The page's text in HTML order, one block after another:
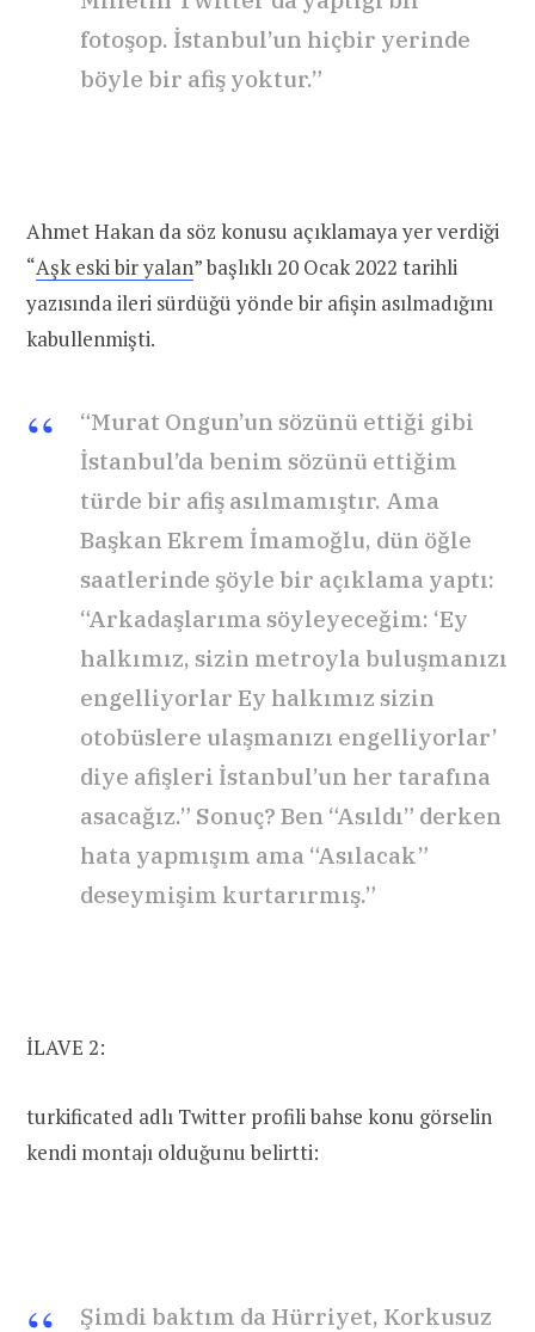
fotoşop. İstanbul’un hiçbir yerinde
böyle bir afiş yoktur.”
Ahmet Hakan da söz konusu açıklamaya yer verdiği
“Aşk eski bir yalan” başlıklı 20 Ocak 2022 tarihli
yazısında ileri sürdüğü yönde bir afişin asılmadığını
kabullenmişti.
“Murat Ongun’un sözünü ettiği gibi
İstanbul’da benim sözünü ettiğim
türde bir afiş asılmamıştır. Ama
Başkan Ekrem İmamoğlu, dün öğle
saatlerinde şöyle bir açıklama yaptı:
“Arkadaşlarıma söyleyeceğim: ‘Ey
halkımız, sizin metroyla buluşmanızı
engelliyorlar Ey halkımız sizin
otobüslere ulaşmanızı engelliyorlar’
diye afişleri İstanbul’un her tarafına
asacağız.” Sonuç? Ben “Asıldı” derken
hata yapmışım ama “Asılacak”
deseymişim kurtarırmış.”
İLAVE 2:
turkificated adlı Twitter profili bahse konu görselin
kendi montajı olduğunu belirtti:
Şimdi baktım da Hürriyet, Korkusuz